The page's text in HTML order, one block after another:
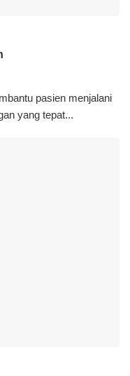
pasien menjalani
yang tepat...